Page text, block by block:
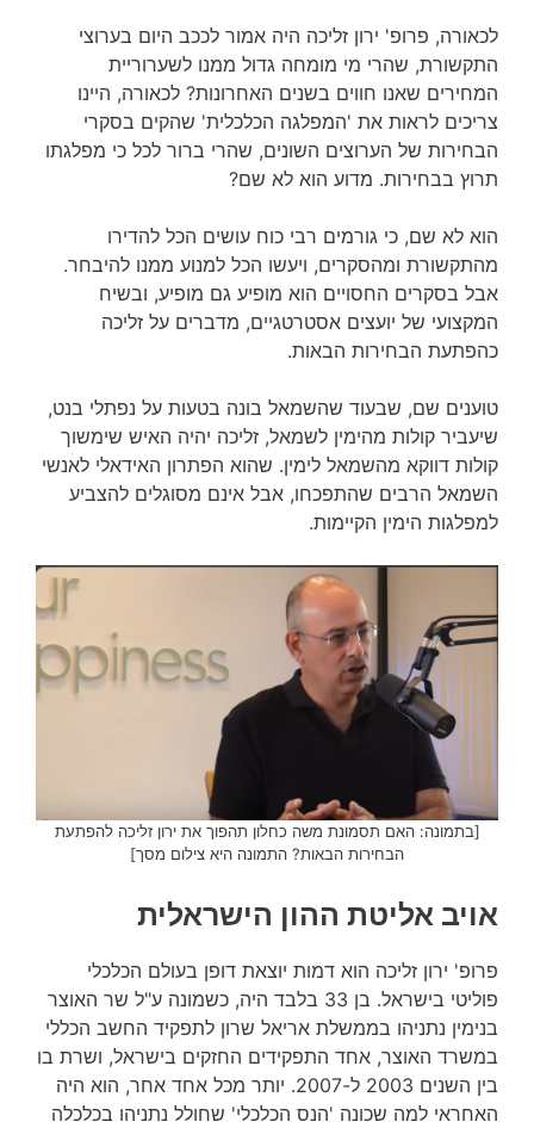
לכאורה, פרופ' ירון זליכה היה אמור לככב היום בערוצי
התקשורת, שהרי מי מומחה גדול ממנו לשערוריית
המחירים שאנו חווים בשנים האחרונות? לכאורה, היינו
צריכים לראות את 'המפלגה הכלכלית' שהקים בסקרי
הבחירות של הערוצים השונים, שהרי ברור לכל כי מפלגתו
תרוץ בבחירות. מדוע הוא לא שם?
הוא לא שם, כי גורמים רבי כוח עושים הכל להדירו
מהתקשורת ומהסקרים, ויעשו הכל למנוע ממנו להיבחר.
אבל בסקרים החסויים הוא מופיע גם מופיע, ובשיח
המקצועי של יועצים אסטרטגיים, מדברים על זליכה
כהפתעת הבחירות הבאות.
טוענים שם, שבעוד שהשמאל בונה בטעות על נפתלי בנט,
שיעביר קולות מהימין לשמאל, זליכה יהיה האיש שימשוך
קולות דווקא מהשמאל לימין. שהוא הפתרון האידאלי לאנשי
השמאל הרבים שהתפכחו, אבל אינם מסוגלים להצביע
למפלגות הימין הקיימות.
[בתמונה: האם תסמונת משה כחלון תהפוך את ירון זליכה להפתעת
הבחירות הבאות? התמונה היא צילום מסך]
אויב אליטת ההון הישראלית
פרופ' ירון זליכה הוא דמות יוצאת דופן בעולם הכלכלי
פוליטי בישראל. בן 33 בלבד היה, כשמונה ע"ל שר האוצר
בנימין נתניהו בממשלת אריאל שרון לתפקיד החשב הכללי
במשרד האוצר, אחד התפקידים החזקים בישראל, ושרת בו
בין השנים 2003 ל-2007. יותר מכל אחד אחר, הוא היה
האחראי למה שכונה 'הנס הכלכלי' שחולל נתניהו בכלכלה